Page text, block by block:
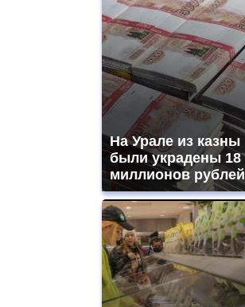
На Урале из казны
были украдены 18
миллионов рублей